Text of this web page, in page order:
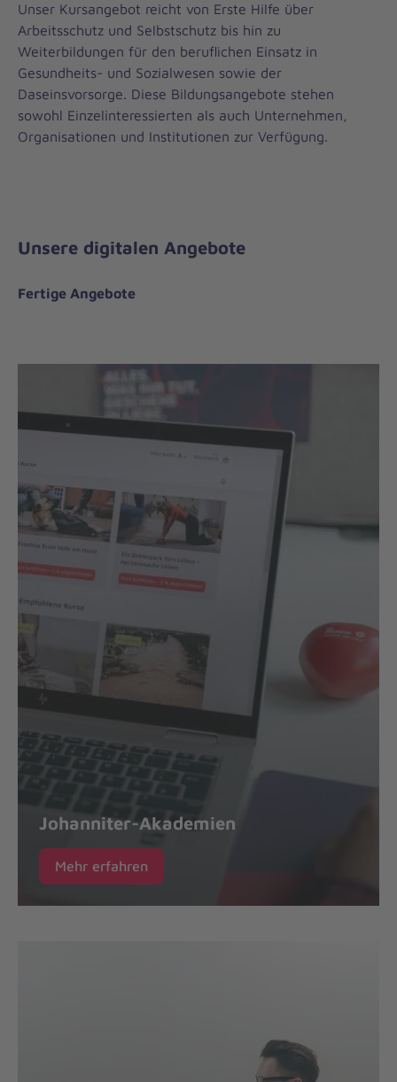
Unser Kursangebot reicht von Erste Hilfe über
Arbeitsschutz und Selbstschutz bis hin zu
Weiterbildungen für den beruflichen Einsatz in
Gesundheits- und Sozialwesen sowie der
Daseinsvorsorge. Diese Bildungsangebote stehen
sowohl Einzelinteressierten als auch Unternehmen,
Organisationen und Institutionen zur Verfügung.
Unsere digitalen Angebote
Fertige Angebote
Johanniter-Akademien
Mehr erfahren